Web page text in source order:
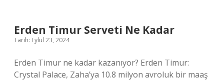
Erden Timur Serveti Ne Kadar
Tarih: Eylül 23, 2024
Erden Timur ne kadar kazanıyor? Erden Timur:
Crystal Palace, Zaha’ya 10.8 milyon avroluk bir maaş